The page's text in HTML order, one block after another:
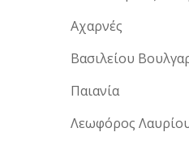
Αχαρνές
Βασιλείου
Παιανία
Λεωφόρος